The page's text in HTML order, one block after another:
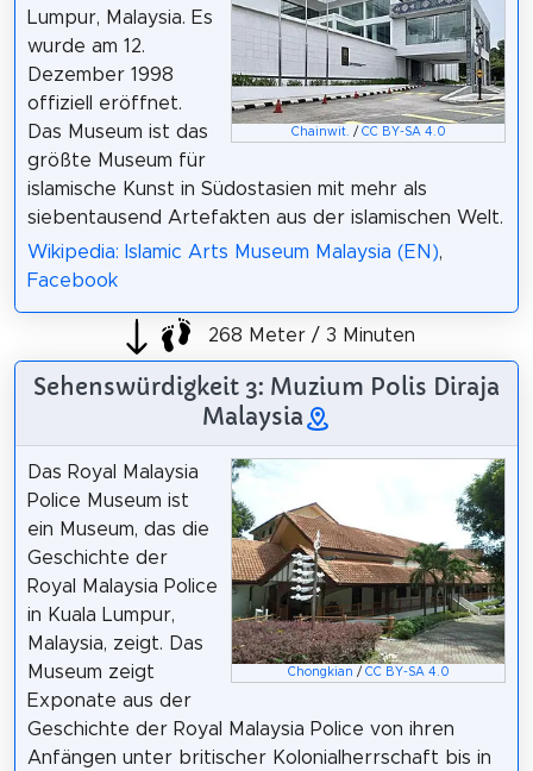
Chainwit. / CC BY-SA 4.0
Lumpur, Malaysia. Es
wurde am 12.
Dezember 1998
offiziell eröffnet.
Das Museum ist das
größte Museum für
islamische Kunst in Südostasien mit mehr als
siebentausend Artefakten aus der islamischen Welt.
Wikipedia: Islamic Arts Museum Malaysia (EN),
Facebook
268 Meter / 3 Minuten
Sehenswürdigkeit 3: Muzium Polis Diraja
Malaysia
Chongkian / CC BY-SA 4.0
Das Royal Malaysia
Police Museum ist
ein Museum, das die
Geschichte der
Royal Malaysia Police
in Kuala Lumpur,
Malaysia, zeigt. Das
Museum zeigt
Exponate aus der
Geschichte der Royal Malaysia Police von ihren
Anfängen unter britischer Kolonialherrschaft bis in